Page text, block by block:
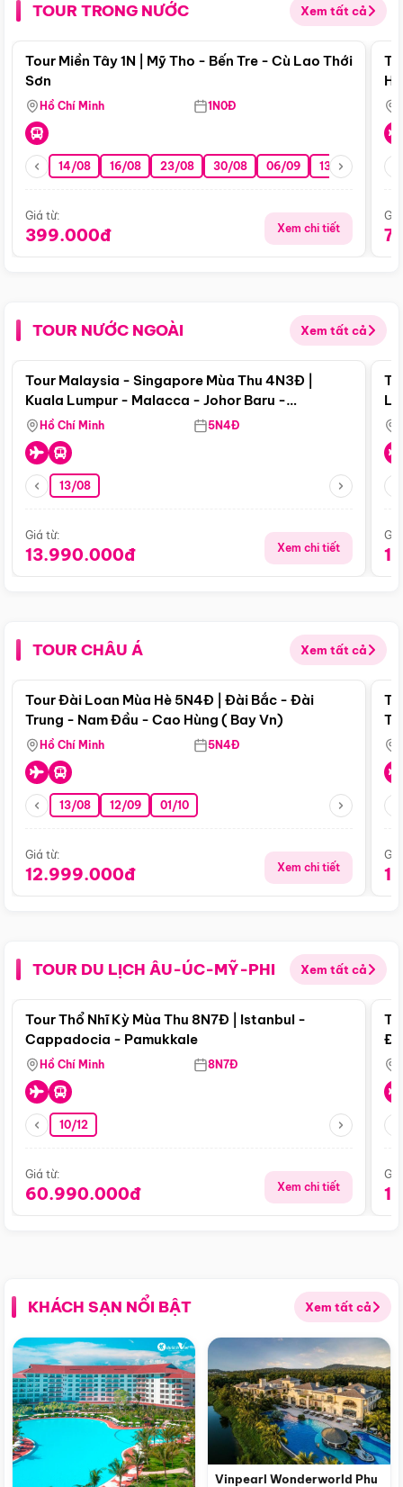
TOUR TRONG NƯỚC Xem tất cả
Điểm nổi bật
Tour Miền Tây 1N | Mỹ Tho - Bến Tre - Cù Lao Thới
Sơn
Hồ Chí Minh 1N0Đ
14/08 16/08 23/08 30/08 06/09 13/09 20/09
Giá từ:
399.000đ Xem chi tiết
TOUR NƯỚC NGOÀI Xem tất cả
Điểm nổi bật
Tour Malaysia - Singapore Mùa Thu 4N3Đ |
Kuala Lumpur - Malacca - Johor Baru -
Singapore
Hồ Chí Minh 5N4Đ
13/08
Giá từ:
13.990.000đ Xem chi tiết
TOUR CHÂU Á Xem tất cả
Điểm nổi bật
Tour Đài Loan Mùa Hè 5N4Đ | Đài Bắc - Đài
Trung - Nam Đầu - Cao Hùng ( Bay Vn)
Hồ Chí Minh 5N4Đ
13/08 12/09 01/10
Giá từ:
12.999.000đ Xem chi tiết
TOUR DU LỊCH ÂU-ÚC-MỸ-PHI Xem tất cả
Điểm nổi bật
Tour Thổ Nhĩ Kỳ Mùa Thu 8N7Đ | Istanbul -
Cappadocia - Pamukkale
Hồ Chí Minh 8N7Đ
10/12
Giá từ:
60.990.000đ Xem chi tiết
KHÁCH SẠN NỔI BẬT Xem tất cả
Vinpearl Wonderworld Phu